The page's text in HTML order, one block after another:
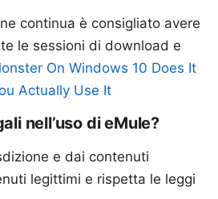
continua è consigliato avere
le sessioni di download e
On Windows 10 Does It
Actually Use It
nell’uso di eMule?
e dai contenuti
legittimi e rispetta le leggi